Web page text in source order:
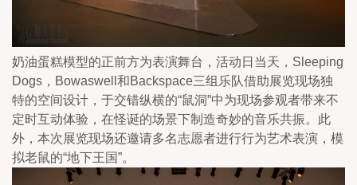
奶油蛋糕模型的正前方为表演舞台，活动日当天，Sleeping
Dogs，Bowaswell和Backspace三组乐队借助展览现场独
特的空间设计，于交错纵横的“鼠洞”中为现场参观者带来不
定时互动体验，在怪诞的场景下制造奇妙的音乐共振。此
外，本次展览现场还邀请多名志愿者进行行为艺术表演，模
拟老鼠的“地下王国”。